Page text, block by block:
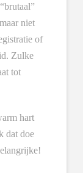
niet
of
Zulke
tot
hart
dat doe